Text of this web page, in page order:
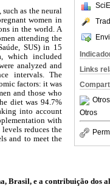
Links
Otros
Otros
as the neural
women in
in the world. A
attending the
SUS) in 15
which included
analyzed and
intervals. The
factors: it was
and those who
diet was 94.7%
into account
with
reduces the
and to meet the
Brasil, e a contribuição dos